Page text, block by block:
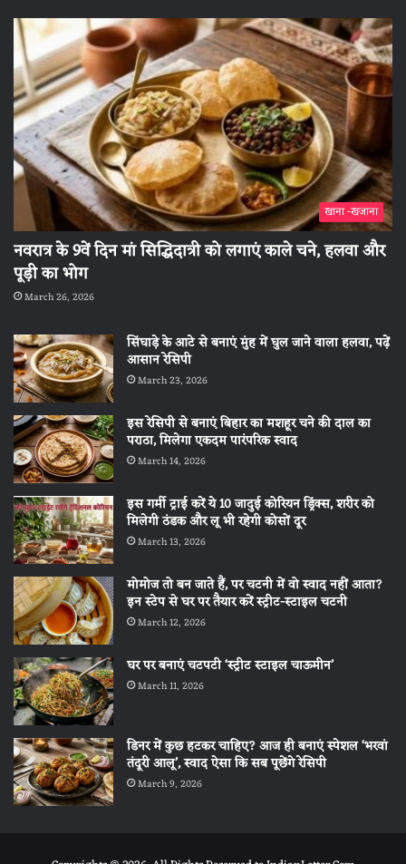
खाना -खजाना
नवरात्र के 9वें दिन मां सिद्धिदात्री को लगाएं काले चने, हलवा और
पूड़ी का भोग
March 26, 2026
सिंघाड़े के आटे से बनाएं मुंह में घुल जाने वाला हलवा, पढ़ें
आसान रेसिपी
March 23, 2026
इस रेसिपी से बनाएं बिहार का मशहूर चने की दाल का
पराठा, मिलेगा एकदम पारंपरिक स्वाद
March 14, 2026
इस गर्मी ट्राई करें ये 10 जादुई कोरियन ड्रिंक्स, शरीर को
मिलेगी ठंडक और लू भी रहेगी कोसों दूर
March 13, 2026
मोमोज तो बन जाते हैं, पर चटनी में वो स्वाद नहीं आता?
इन स्टेप से घर पर तैयार करें स्ट्रीट-स्टाइल चटनी
March 12, 2026
घर पर बनाएं चटपटी ‘स्ट्रीट स्टाइल चाऊमीन’
March 11, 2026
डिनर में कुछ हटकर चाहिए? आज ही बनाएं स्पेशल ‘भरवां
तंदूरी आलू’, स्वाद ऐसा कि सब पूछेंगे रेसिपी
March 9, 2026